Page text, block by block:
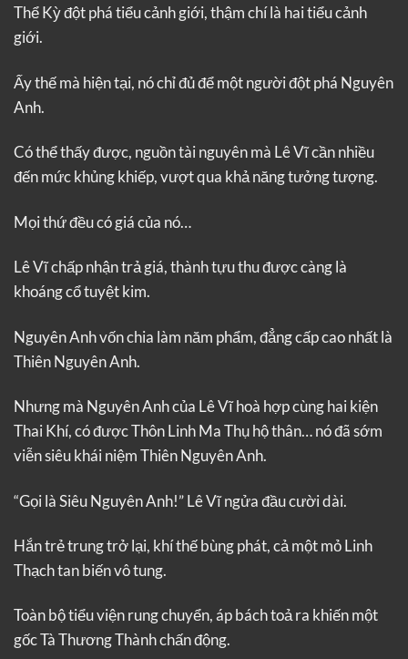
Thể Kỳ đột phá tiểu cảnh giới, thậm chí là hai tiểu cảnh
giới.
Ấy thế mà hiện tại, nó chỉ đủ để một người đột phá Nguyên
Anh.
Có thể thấy được, nguồn tài nguyên mà Lê Vĩ cần nhiều
đến mức khủng khiếp, vượt qua khả năng tưởng tượng.
Mọi thứ đều có giá của nó…
Lê Vĩ chấp nhận trả giá, thành tựu thu được càng là
khoáng cổ tuyệt kim.
Nguyên Anh vốn chia làm năm phẩm, đẳng cấp cao nhất là
Thiên Nguyên Anh.
Nhưng mà Nguyên Anh của Lê Vĩ hoà hợp cùng hai kiện
Thai Khí, có được Thôn Linh Ma Thụ hộ thân… nó đã sớm
viễn siêu khái niệm Thiên Nguyên Anh.
“Gọi là Siêu Nguyên Anh!” Lê Vĩ ngửa đầu cười dài.
Hắn trẻ trung trở lại, khí thế bùng phát, cả một mỏ Linh
Thạch tan biến vô tung.
Toàn bộ tiểu viện rung chuyển, áp bách toả ra khiến một
gốc Tà Thương Thành chấn động.